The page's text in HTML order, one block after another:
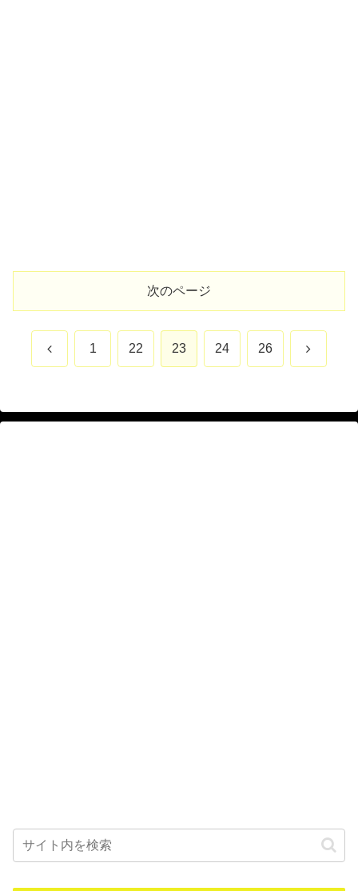
次のページ
前 1 22 23 24 26 次